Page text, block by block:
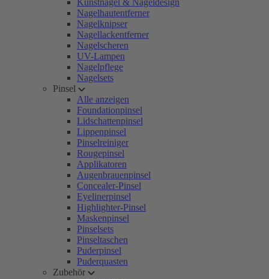
Kunstnägel & Nageldesign
Nagelhautentferner
Nagelknipser
Nagellackentferner
Nagelscheren
UV-Lampen
Nagelpflege
Nagelsets
Pinsel
Alle anzeigen
Foundationpinsel
Lidschattenpinsel
Lippenpinsel
Pinselreiniger
Rougepinsel
Applikatoren
Augenbrauenpinsel
Concealer-Pinsel
Eyelinerpinsel
Highlighter-Pinsel
Maskenpinsel
Pinselsets
Pinseltaschen
Puderpinsel
Puderquasten
Zubehör